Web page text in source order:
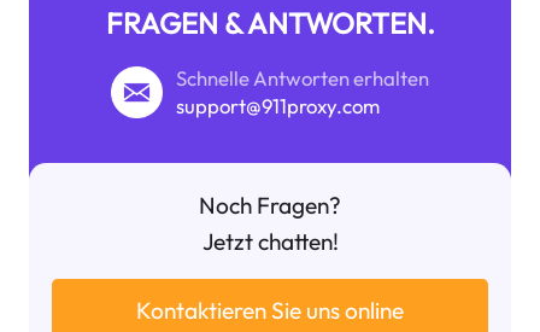
FRAGEN & ANTWORTEN.
Schnelle Antworten erhalten
support@911proxy.com
Noch Fragen?
Jetzt chatten!
Kontaktieren Sie uns online